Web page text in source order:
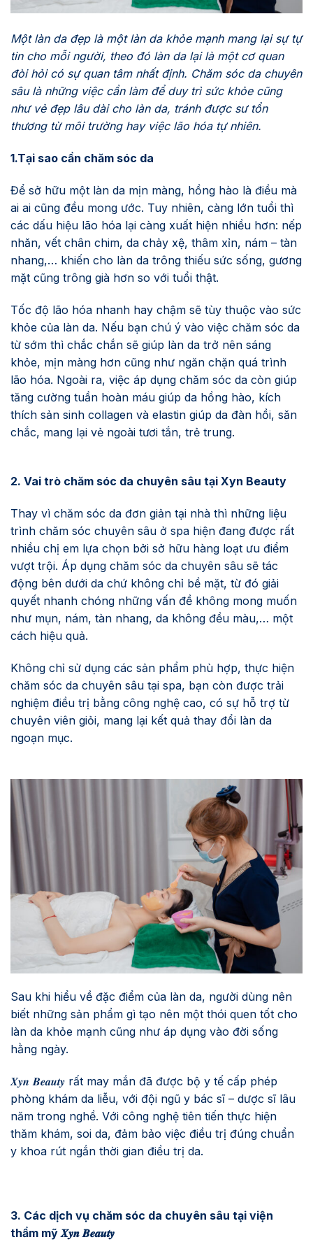
Một làn da đẹp là một làn da khỏe mạnh mang lại sự tự
tin cho mỗi người, theo đó làn da lại là một cơ quan
đòi hỏi có sự quan tâm nhất định. Chăm sóc da chuyên
sâu là những việc cần làm để duy trì sức khỏe cũng
như vẻ đẹp lâu dài cho làn da, tránh được sư tổn
thương từ môi trường hay việc lão hóa tự nhiên.
1.Tại sao cần chăm sóc da
Để sở hữu một làn da mịn màng, hồng hào là điều mà
ai ai cũng đều mong ước. Tuy nhiên, càng lớn tuổi thì
các dấu hiệu lão hóa lại càng xuất hiện nhiều hơn: nếp
nhăn, vết chân chim, da chảy xệ, thâm xỉn, nám – tàn
nhang,… khiến cho làn da trông thiếu sức sống, gương
mặt cũng trông già hơn so với tuổi thật.
Tốc độ lão hóa nhanh hay chậm sẽ tùy thuộc vào sức
khỏe của làn da. Nếu bạn chú ý vào việc chăm sóc da
từ sớm thì chắc chắn sẽ giúp làn da trở nên sáng
khỏe, mịn màng hơn cũng như ngăn chặn quá trình
lão hóa. Ngoài ra, việc áp dụng chăm sóc da còn giúp
tăng cường tuần hoàn máu giúp da hồng hào, kích
thích sản sinh collagen và elastin giúp da đàn hồi, săn
chắc, mang lại vẻ ngoài tươi tắn, trẻ trung.
2. Vai trò chăm sóc da chuyên sâu tại Xyn Beauty
Thay vì chăm sóc da đơn giản tại nhà thì những liệu
trình chăm sóc chuyên sâu ở spa hiện đang được rất
nhiều chị em lựa chọn bởi sở hữu hàng loạt ưu điểm
vượt trội. Áp dụng chăm sóc da chuyên sâu sẽ tác
động bên dưới da chứ không chỉ bề mặt, từ đó giải
quyết nhanh chóng những vấn đề không mong muốn
như mụn, nám, tàn nhang, da không đều màu,… một
cách hiệu quả.
Không chỉ sử dụng các sản phẩm phù hợp, thực hiện
chăm sóc da chuyên sâu tại spa, bạn còn được trải
nghiệm điều trị bằng công nghệ cao, có sự hỗ trợ từ
chuyên viên giỏi, mang lại kết quả thay đổi làn da
ngoạn mục.
Sau khi hiểu về đặc điểm của làn da, người dùng nên
biết những sản phẩm gì tạo nên một thói quen tốt cho
làn da khỏe mạnh cũng như áp dụng vào đời sống
hằng ngày.
𝑿𝒚𝒏 𝑩𝒆𝒂𝒖𝒕𝒚 rất may mắn đã được bộ y tế cấp phép
phòng khám da liễu, với đội ngũ y bác sĩ – dược sĩ lâu
năm trong nghề. Với công nghệ tiên tiến thực hiện
thăm khám, soi da, đảm bảo việc điều trị đúng chuẩn
y khoa rút ngắn thời gian điều trị da.
3. Các dịch vụ chăm sóc da chuyên sâu tại viện
thẩm mỹ 𝑿𝒚𝒏 𝑩𝒆𝒂𝒖𝒕𝒚